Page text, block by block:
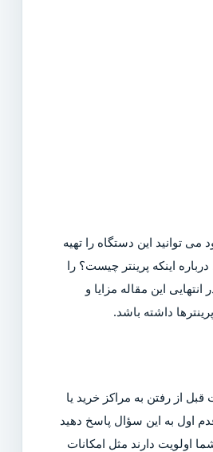
توانید این دستگاه را تهیه
اینکه پرینتر چیست؟ را
این مقاله مزایا و
داشته باشد.
از رفتن به مراکز خرید یا
اول به این سؤال پاسخ دهید
اولویت دارند مثل امکانات